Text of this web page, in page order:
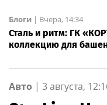
Блоги | Вчера, 14:34
Сталь и ритм: ГК
коллекцию для башен
Авто | 3 августа,